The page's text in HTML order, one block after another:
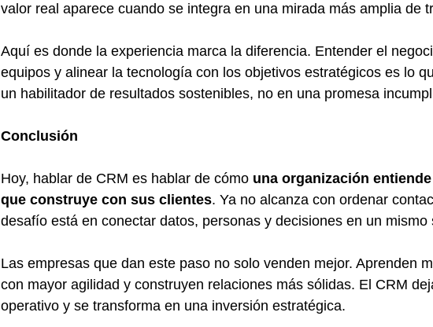
valor real aparece cuando se integra en una mirada más amplia de
Aquí es donde la experiencia marca la diferencia. Entender el
equipos y alinear la tecnología con los objetivos estratégicos es lo
un habilitador de resultados sostenibles, no en una promesa
Conclusión
Hoy, hablar de CRM es hablar de cómo una organización
que construye con sus clientes. Ya no alcanza con ordenar
desafío está en conectar datos, personas y decisiones en un mismo
Las empresas que dan este paso no solo venden mejor. Aprenden
con mayor agilidad y construyen relaciones más sólidas. El CRM
operativo y se transforma en una inversión estratégica.